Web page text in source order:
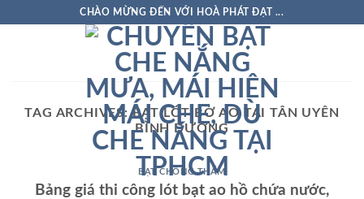
CHÀO MỪNG ĐẾN VỚI HOÀ PHÁT ĐẠT ...
TAG ARCHIVES:BẠT LÓT BỜ AO TẠI TÂN UYÊN
BÌNH DƯƠNG
BẠT CHỐNG THẤM
Bảng giá thi công lót bạt ao hồ chứa nước,